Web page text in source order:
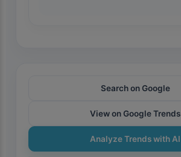
Search on Google
View on Google Trends
Analyze Trends with AI